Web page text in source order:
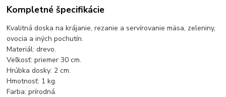
Kompletné špecifikácie
Kvalitná doska na krájanie, rezanie a servírovanie mäsa, zeleniny,
ovocia a iných pochutín.
Materiál: drevo.
Veľkosť: priemer 30 cm.
Hrúbka dosky: 2 cm.
Hmotnosť: 1 kg.
Farba: prírodná.